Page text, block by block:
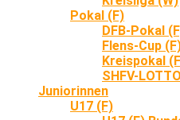
Pokal (F)
DFB-Pokal
Flens-Cup
Kreispokal
SHFV-
Juniorinnen
U17 (F)